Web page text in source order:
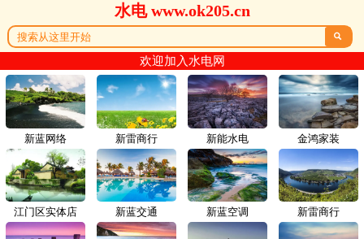
水电 www.ok205.cn

欢迎加入水电网
新蓝网络 新雷商行
江门区实体店 新蓝交通
新能水电 金鸿家装
新蓝空调 新雷商行